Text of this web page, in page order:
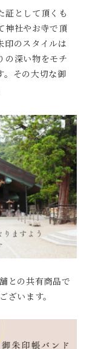
証として頂くも
神社やお寺で頂
印のスタイルは
の深い物をモチ
その大切な御
との共有商品で
ざいます。